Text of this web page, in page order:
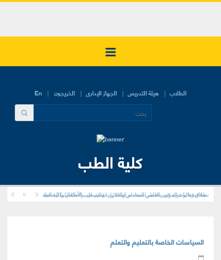
En الطلاب هيئة التدريس الجهاز الإدارى الخريجون
كلية الطب
نطلاق فعاليات المؤتمر العلمي السادس والثلاثين لقسم طب الأطفال بكلية الطب البشري – جامعة
محاضرة توعوية عن مخاطر استخدام المخدرات والإدمان، وانعكاساتها الصحية والنفسية
السياسات الخاصة بالتعليم والتعلم